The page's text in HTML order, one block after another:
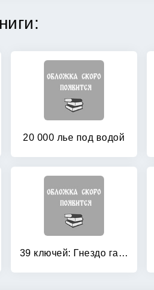
20 000 лье под водой
39 ключей: Гнездо гадюки. Код императора